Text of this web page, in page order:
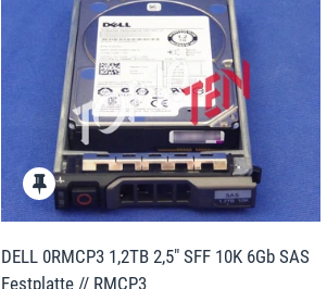
DELL 0RMCP3 1,2TB 2,5" SFF 10K 6Gb SAS
Festplatte // RMCP3